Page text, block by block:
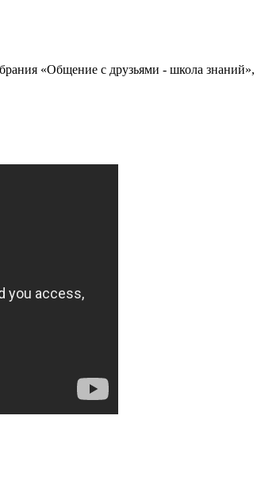
«Общение с друзьями - школа знаний»,